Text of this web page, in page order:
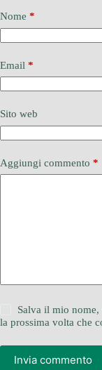
Nome *
Email *
Sito web
Aggiungi commento *
Salva il mio
la prossima volta che
Invia commento